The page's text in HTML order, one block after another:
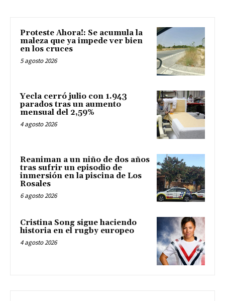
Proteste Ahora!: Se acumula la
maleza que ya impede ver bien
en los cruces
5 agosto 2026
Yecla cerró julio con 1.943
parados tras un aumento
mensual del 2,59%
4 agosto 2026
Reaniman a un niño de dos años
tras sufrir un episodio de
inmersión en la piscina de Los
Rosales
6 agosto 2026
Cristina Song sigue haciendo
historia en el rugby europeo
4 agosto 2026